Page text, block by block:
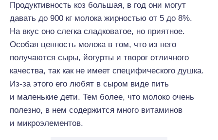
Продуктивность коз большая, в год они могут
давать до 900 кг молока жирностью от 5 до 8%.
На вкус оно слегка сладковатое, но приятное.
Особая ценность молока в том, что из него
получаются сыры, йогурты и творог отличного
качества, так как не имеет специфического душка.
Из-за этого его любят в сыром виде пить
и маленькие дети. Тем более, что молоко очень
полезно, в нем содержится много витаминов
и микроэлементов.